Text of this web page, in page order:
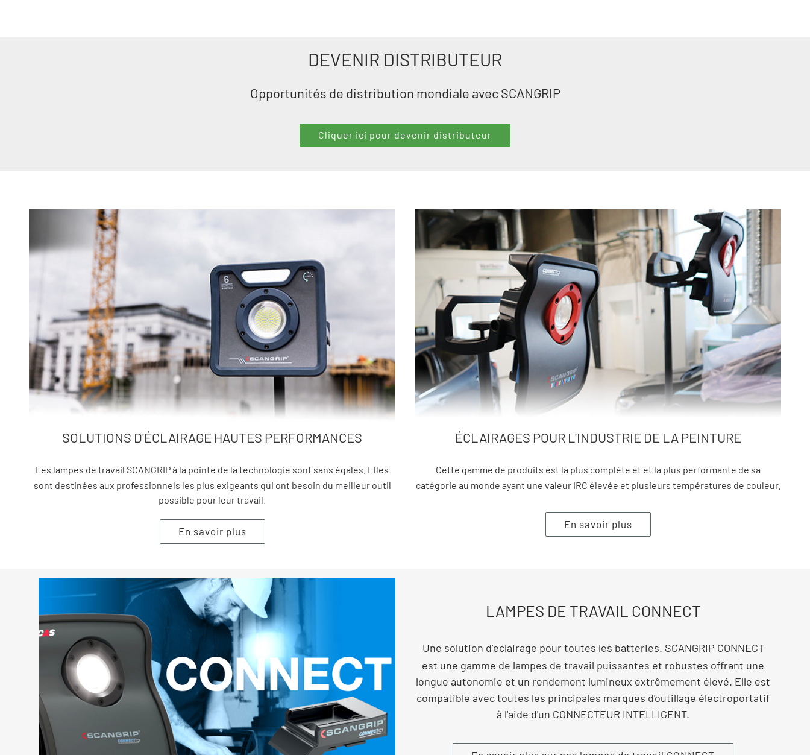
DEVENIR DISTRIBUTEUR
Opportunités de distribution mondiale avec SCANGRIP
Cliquer ici pour devenir distributeur
SOLUTIONS D'ÉCLAIRAGE HAUTES PERFORMANCES
Les lampes de travail SCANGRIP à la pointe de la technologie sont sans égales. Elles
sont destinées aux professionnels les plus exigeants qui ont besoin du meilleur outil
possible pour leur travail.
En savoir plus
ÉCLAIRAGES POUR L'INDUSTRIE DE LA PEINTURE
Cette gamme de produits est la plus complète et et la plus performante de sa
catégorie au monde ayant une valeur IRC élevée et plusieurs températures de couleur.
En savoir plus
LAMPES DE TRAVAIL CONNECT
Une solution d’eclairage pour toutes les batteries. SCANGRIP CONNECT
est une gamme de lampes de travail puissantes et robustes offrant une
longue autonomie et un rendement lumineux extrêmement élevé. Elle est
compatible avec toutes les principales marques d'outillage électroportatif
à l'aide d'un CONNECTEUR INTELLIGENT.